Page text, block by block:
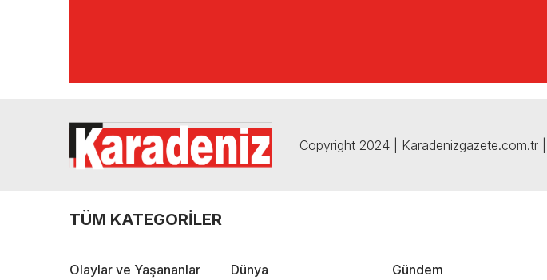
Copyright 2024 | Karadenizgazete.com.tr |
TÜM KATEGORİLER
Olaylar ve Yaşananlar Dünya Gündem